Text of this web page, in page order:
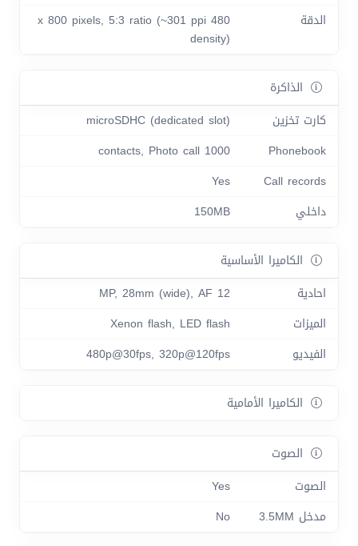
الدقة
480 x 800 pixels, 5:3 ratio (~301 ppi
density)
الذاكرة
كارت تخزين
microSDHC (dedicated slot)
Phonebook
1000 contacts, Photo call
Call records
Yes
داخلي
150MB
الكاميرا الأساسية
احادية
12 MP, 28mm (wide), AF
الميزات
Xenon flash, LED flash
الفيديو
480p@30fps, 320p@120fps
الكاميرا الأمامية
الصوت
الصوت
Yes
مدخل 3.5MM
No